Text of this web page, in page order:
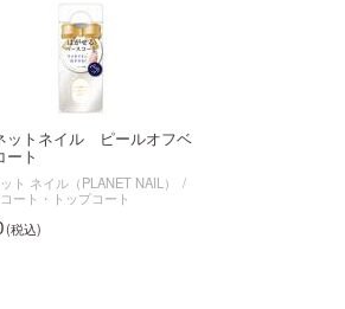
ットネイル ピールオフベ
ート
ト ネイル（PLANET NAIL）
ート・トップコート